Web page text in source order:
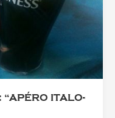
“APÉRO ITALO-